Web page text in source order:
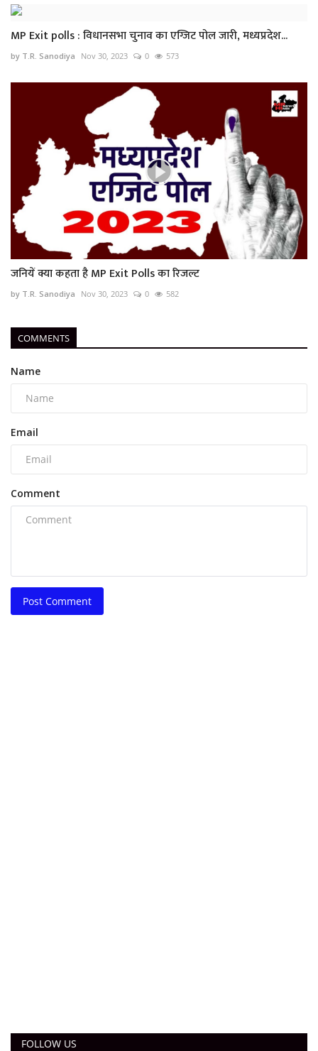
MP Exit polls : विधानसभा चुनाव का एग्जिट पोल जारी, मध्यप्रदेश...
by T.R. Sanodiya Nov 30, 2023 0 573
जनियें क्या कहता है MP Exit Polls का रिजल्ट
by T.R. Sanodiya Nov 30, 2023 0 582
COMMENTS
Name
Email
Comment
Post Comment
FOLLOW US